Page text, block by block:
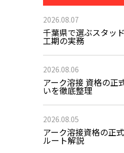
2026.08.07
千葉県で選ぶスタッ
工期の実務
2026.08.06
アーク溶接 資格の正
いを徹底整理
2026.08.05
アーク溶接資格の正
ルート解説